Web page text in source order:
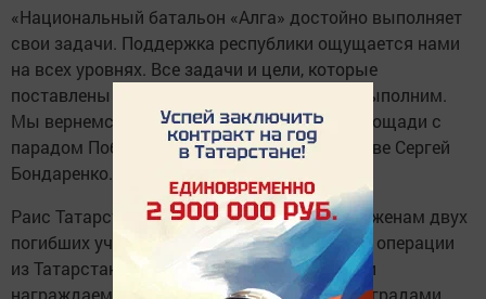
«Национальный батальон «Алга» достойно выполняет
свои задачи. Поддержка республики ощущается нами
на всех уровнях. Все задачи и цели, которые
поставлены перед нами, мы обязательно выполним.
Мы вернемся и еще пройдем по Красной площади с
парадом Победы», – сказал в ответном слове Сергей
Бондаренко.
Раис Татарстана вручил ордены Мужества женам двух
погибших участников специальной военной операции
из Татарстана. Люди в зале приветствовали
награждаемых стоя. Государственными наградами